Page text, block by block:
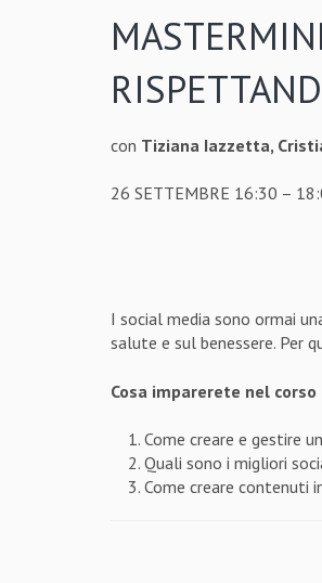
con Tiziana Iazzetta,
26 SETTEMBRE 16:30 –
I social media sono ormai
salute e sul benessere. Per
Cosa imparerete nel
Come creare e gestire
Quali sono i migliori
Come creare contenuti